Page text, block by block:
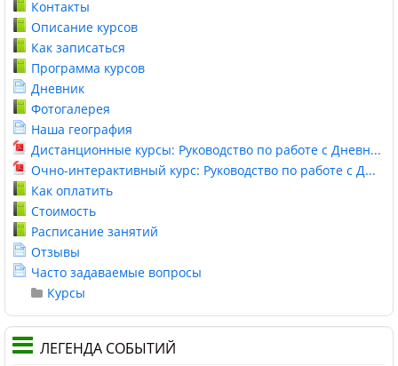
Контакты
Описание курсов
Как записаться
Программа курсов
Дневник
Фотогалерея
Наша география
Дистанционные курсы: Руководство по работе с Дневн...
Очно-интерактивный курс: Руководство по работе с Д...
Как оплатить
Стоимость
Расписание занятий
Отзывы
Часто задаваемые вопросы
Курсы
ЛЕГЕНДА СОБЫТИЙ